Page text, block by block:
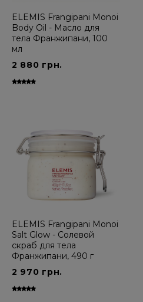
ELEMIS Frangipani Monoi
Body Oil - Масло для
тела Франжипани, 100
мл
2 880 грн.
ELEMIS Frangipani Monoi
Salt Glow - Солевой
скраб для тела
Франжипани, 490 г
2 970 грн.